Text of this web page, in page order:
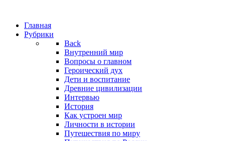
Главная
Рубрики
Back
Внутренний мир
Вопросы о главном
Героический дух
Дети и воспитание
Древние цивилизации
Интервью
История
Как устроен мир
Личности в истории
Путешествия по миру